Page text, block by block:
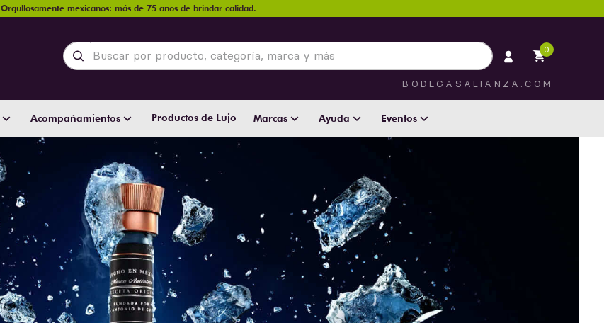
Orgullosamente mexicanos: más de 75 años de brindar calidad.
Buscar por producto, categoría, marca y más 0
BODEGASALIANZA.COM
Acompañamientos Productos de Lujo Marcas Ayuda Eventos